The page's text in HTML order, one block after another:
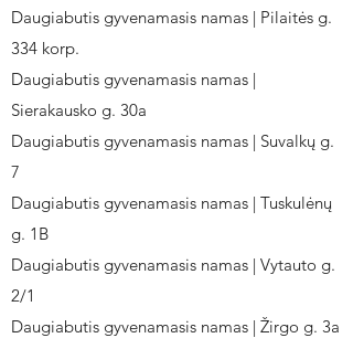
Daugiabutis gyvenamasis namas | Pilaitės g.
334 korp.
Daugiabutis gyvenamasis namas |
Sierakausko g. 30a
Daugiabutis gyvenamasis namas | Suvalkų g.
7
Daugiabutis gyvenamasis namas | Tuskulėnų
g. 1B
Daugiabutis gyvenamasis namas | Vytauto g.
2/1
Daugiabutis gyvenamasis namas | Žirgo g. 3a